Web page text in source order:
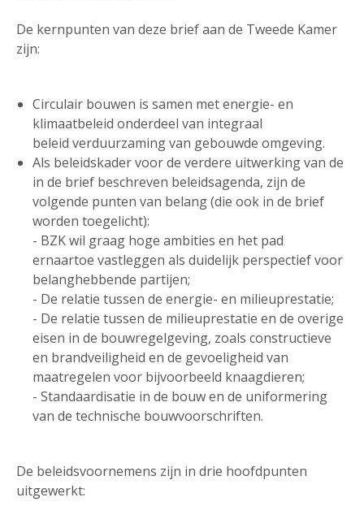
De kernpunten van deze brief aan de Tweede Kamer
zijn:
Circulair bouwen is samen met energie- en
klimaatbeleid onderdeel van integraal
beleid verduurzaming van gebouwde omgeving.
Als beleidskader voor de verdere uitwerking van de
in de brief beschreven beleidsagenda, zijn de
volgende punten van belang (die ook in de brief
worden toegelicht):
- BZK wil graag hoge ambities en het pad
ernaartoe vastleggen als duidelijk perspectief voor
belanghebbende partijen;
- De relatie tussen de energie- en milieuprestatie;
- De relatie tussen de milieuprestatie en de overige
eisen in de bouwregelgeving, zoals constructieve
en brandveiligheid en de gevoeligheid van
maatregelen voor bijvoorbeeld knaagdieren;
- Standaardisatie in de bouw en de uniformering
van de technische bouwvoorschriften.
De beleidsvoornemens zijn in drie hoofdpunten
uitgewerkt: